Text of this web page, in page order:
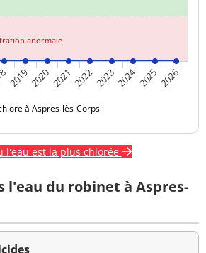
anormale
à Aspres-lès-Corps
20192020202120222023202420252026
l'eau est la plus chlorée
l'eau du robinet à Aspres-